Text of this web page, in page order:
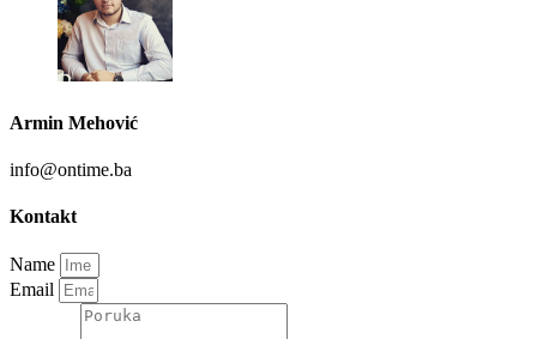
Armin Mehović
info@ontime.ba
Kontakt
Name
Email